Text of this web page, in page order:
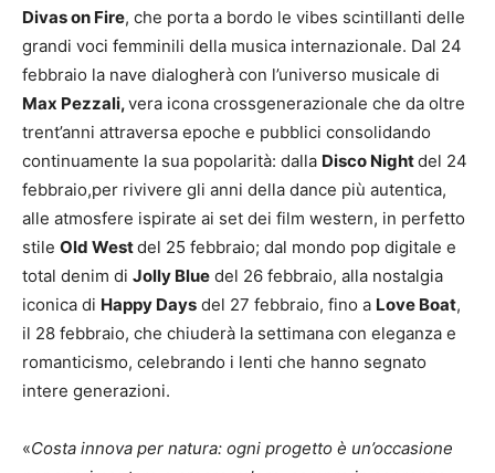
Divas on Fire, che porta a bordo le vibes scintillanti delle
grandi voci femminili della musica internazionale. Dal 24
febbraio la nave dialogherà con l’universo musicale di
Max Pezzali,vera icona crossgenerazionale che da oltre
trent’anni attraversa epoche e pubblici consolidando
continuamente la sua popolarità: dalla Disco Nightdel 24
febbraio,per rivivere gli anni della dance più autentica,
alle atmosfere ispirate ai set dei film western, in perfetto
stile Old Westdel 25 febbraio; dal mondo pop digitale e
total denim di Jolly Blue del 26 febbraio, alla nostalgia
iconica di Happy Days del 27 febbraio, fino a Love Boat,
il 28 febbraio, che chiuderà la settimana con eleganza e
romanticismo, celebrando i lenti che hanno segnato
intere generazioni.
«Costa innova per natura: ogni progetto è un’occasione